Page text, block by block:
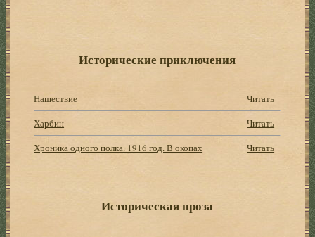
Исторические приключения
Нашествие
Читать
Харбин
Читать
Хроника одного полка. 1916 год. В окопах
Читать
Историческая проза